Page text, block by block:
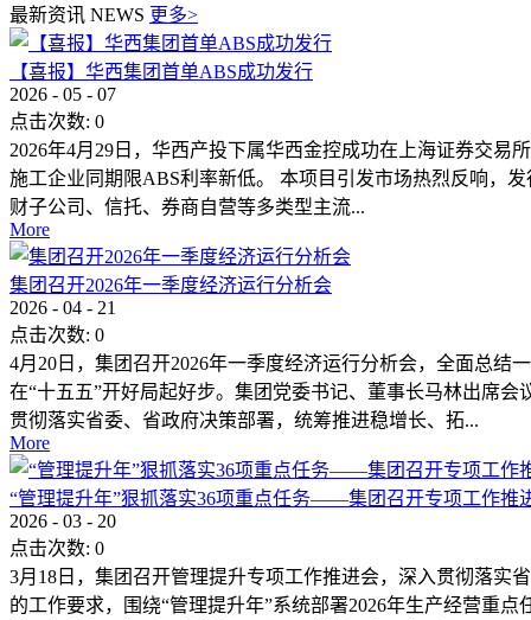
最新资讯 NEWS 更多>
【喜报】华西集团首单ABS成功发行
2026 - 05 - 07
点击次数: 0
2026年4月29日，华西产投下属华西金控成功在上海证券交易
施工企业同期限ABS利率新低。 本项目引发市场热烈反响，
财子公司、信托、券商自营等多类型主流...
More
集团召开2026年一季度经济运行分析会
2026 - 04 - 21
点击次数: 0
4月20日，集团召开2026年一季度经济运行分析会，全面总
在“十五五”开好局起好步。集团党委书记、董事长马林出席
贯彻落实省委、省政府决策部署，统筹推进稳增长、拓...
More
“管理提升年”狠抓落实36项重点任务——集团召开专项工作推
2026 - 03 - 20
点击次数: 0
3月18日，集团召开管理提升专项工作推进会，深入贯彻落实
的工作要求，围绕“管理提升年”系统部署2026年生产经营重